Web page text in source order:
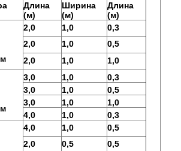
Длина
(м)
Ширина
(м)
Длина
(м)
2,0 1,0
0,3
2,0
1,0
0,5
2,0
1,0 1,0
3,0 1,0
0,3
3,0
1,0
0,5
3,0
1,0
1,0
4,0
1,0 0,3
4,0 1,0
0,5
2,0
0,5
0,5